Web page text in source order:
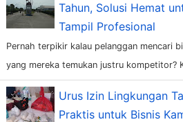
Tahun, Solusi Hemat
Tampil Profesional
Pernah terpikir kalau pelanggan mencari
yang mereka temukan justru kompetitor?
Urus Izin Lingkungan
Praktis untuk Bisnis